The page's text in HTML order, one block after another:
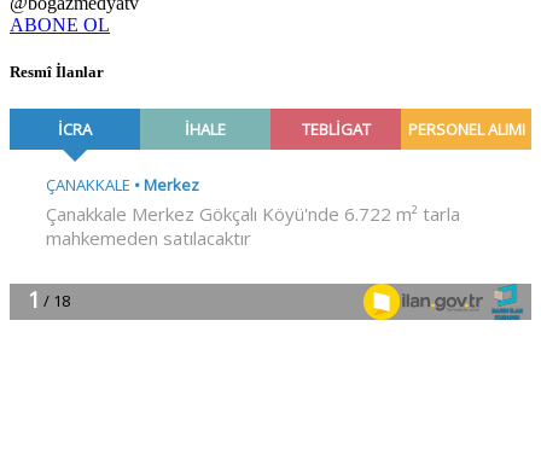
ABONE OL
Resmî İlanlar